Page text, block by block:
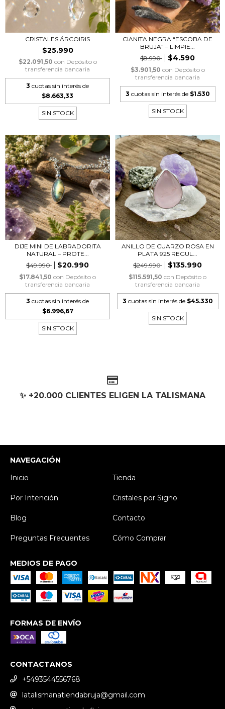
CRISTALES ÁRCOIRIS
$25.990
$22.091,50 con Depósito o
transferencia bancaria
3 cuotas sin interés de
$8.663,33
SIN STOCK
CIANITA NEGRA “ESCOBA DE
BRUJA” – LIMPIE...
$8.990
$4.590
$3.901,50 con Depósito o
transferencia bancaria
3 cuotas sin interés de $1.530
SIN STOCK
DIJE MINI DE LABRADORITA
NATURAL – PROTE...
$49.990
$20.990
$17.841,50 con Depósito o
transferencia bancaria
3 cuotas sin interés de
$6.996,67
SIN STOCK
ANILLO DE CUARZO ROSA EN
PLATA 925 REGUL...
$249.990
$135.990
$115.591,50 con Depósito o
transferencia bancaria
3 cuotas sin interés de $45.330
SIN STOCK
✨ +20.000 CLIENTES ELIGEN LA TALISMANA
NAVEGACIÓN
Inicio
Tienda
Por Intención Cristales por Signo
Blog Contacto
Preguntas Frecuentes Cómo Comprar
MEDIOS DE PAGO
FORMAS DE ENVÍO
CONTACTANOS
+5493544556768
latalismanatiendabruja@gmail.com